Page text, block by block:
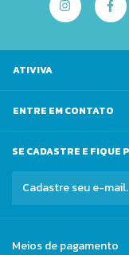
ATIVIVA
ENTRE EM CONTATO
SE CADASTRE E FIQUE
Meios de pagamento